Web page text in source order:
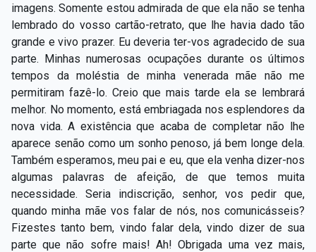
imagens. Somente estou admirada de que ela não se tenha
lembrado do vosso cartão-retrato, que lhe havia dado tão
grande e vivo prazer. Eu deveria ter-vos agradecido de sua
parte. Minhas numerosas ocupações durante os últimos
tempos da moléstia de minha venerada mãe não me
permitiram fazê-lo. Creio que mais tarde ela se lembrará
melhor. No momento, está embriagada nos esplendores da
nova vida. A existência que acaba de completar não lhe
aparece senão como um sonho penoso, já bem longe dela.
Também esperamos, meu pai e eu, que ela venha dizer-nos
algumas palavras de afeição, de que temos muita
necessidade. Seria indiscrição, senhor, vos pedir que,
quando minha mãe vos falar de nós, nos comunicásseis?
Fizestes tanto bem, vindo falar dela, vindo dizer de sua
parte que não sofre mais! Ah! Obrigada uma vez mais,